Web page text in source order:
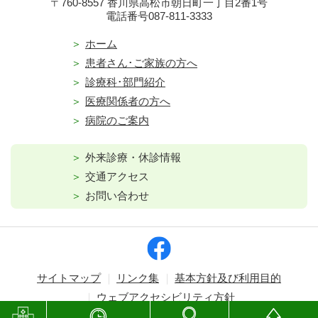
〒760-8557 香川県高松市朝日町一丁目2番1号
電話番号087-811-3333
ホーム
患者さん･ご家族の方へ
診療科･部門紹介
医療関係者の方へ
病院のご案内
外来診療・休診情報
交通アクセス
お問い合わせ
サイトマップ リンク集
基本方針及び利用目的
ウェブアクセシビリティ方針